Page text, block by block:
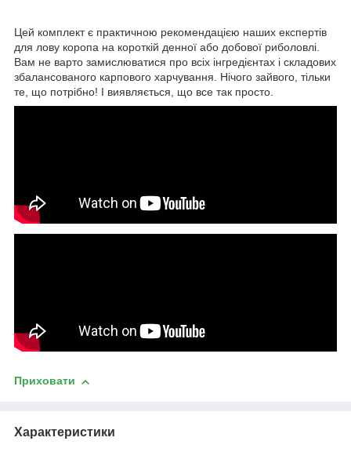
Цей комплект є практичною рекомендацією наших експертів
для лову коропа на короткій денної або добової риболовлі.
Вам не варто замислюватися про всіх інгредієнтах і складових
збалансованого карпового харчування. Нічого зайвого, тільки
те, що потрібно! І виявляється, що все так просто.
Приховати
Характеристики